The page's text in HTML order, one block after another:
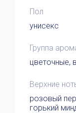
Пол
унисекс
Группа
цветочные,
Верхние
розовый
горький